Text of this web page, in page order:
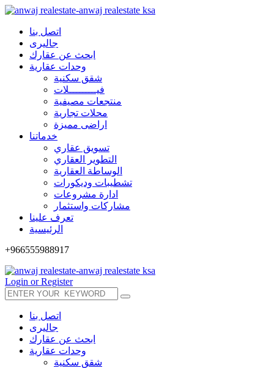
اتصل بنا
جاليرى
ابحث عن عقارك
وحدات عقارية
شقق سكنية
فيـــــــــلات
منتجعات مصيفية
محلات تجارية
اراضى مميزة
خدماتنا
تسويق عقاري
التطوير العقاري
الوساطة العقارية
تشطيبات وديكورات
ادارة مشروعات
مشاركات واستثمار
تعرف علينا
الرئيسية
+966555988917
Login or Register
اتصل بنا
جاليرى
ابحث عن عقارك
وحدات عقارية
شقق سكنية